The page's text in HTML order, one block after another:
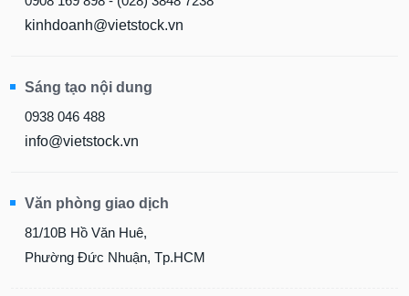
kinhdoanh@vietstock.vn
Sáng tạo nội dung
0938 046 488
info@vietstock.vn
Văn phòng giao dịch
81/10B Hồ Văn Huê,
Phường Đức Nhuận, Tp.HCM
TIÊU
SỨC
KHỎE